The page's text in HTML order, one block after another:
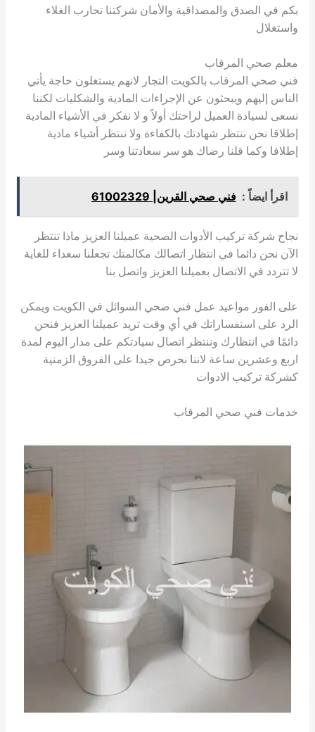
بكم في الصدق والمصداقية والأمان شركتنا تحارب الغلاء
واستغلال
معلم صحي المرقاب
فني صحي المرقاب بالكويت التجار لانهم يستغلون حاجة يأتي
الناس إليهم ويبحثون عن الإجراءات المادية والشكليات لكننا
نسعى لسيادة العميل لراحتك أولاً و لا نفكر في الأشياء المادية
إطلاقا نحن ننتظر شهادتك بالكفاءة ولا ننتظر أشياء مادية
إطلاقا وكما قلنا رضاك هو سر سعادتنا وسر
اقرأ ايضاً : فني صحي القرين| 61002329
نجاح شركة تركيب الأدوات الصحية عميلنا العزيز ماذا تنتظر
الآن نحن دائما في انتظار اتصالك مكالمتك تجعلنا سعداء للغاية
لا تتردد في الاتصال بعميلنا العزيز واتصل بنا
على الفور مواعيد عمل فني صحي السوائل في الكويت ويمكن
الرد على استفساراتك في أي وقت تريد عميلنا العزيز فنحن
دائمًا في انتظارك وننتظر اتصال سيادتكم على مدار اليوم لمدة
اربع وعشرين ساعة لاننا نحرص جيدا على الفروق الزمنية
كشركة تركيب الادوات
خدمات فني صحي المرقاب